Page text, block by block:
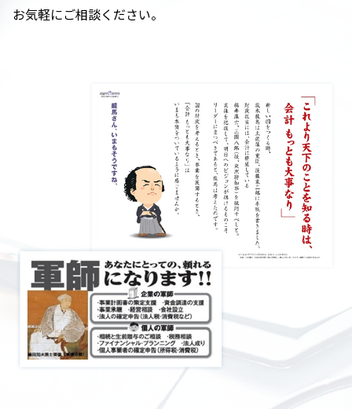
お気軽にご相談ください。